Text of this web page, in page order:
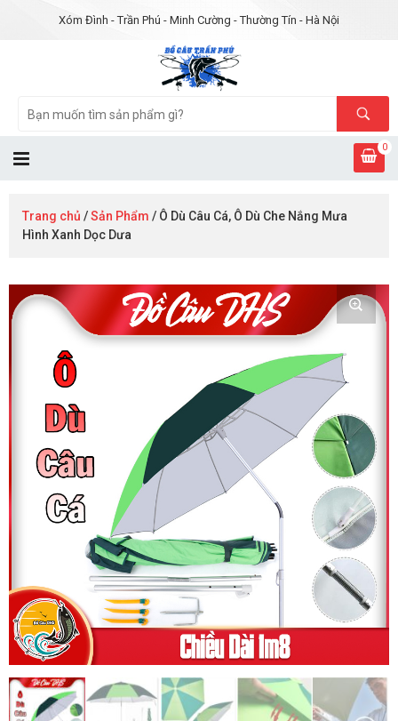
Xóm Đình - Trần Phú - Minh Cường - Thường Tín - Hà Nội
0
Trang chủ /Sản Phẩm / Ô Dù Câu Cá, Ô Dù Che Nắng Mưa
Hình Xanh Dọc Dưa